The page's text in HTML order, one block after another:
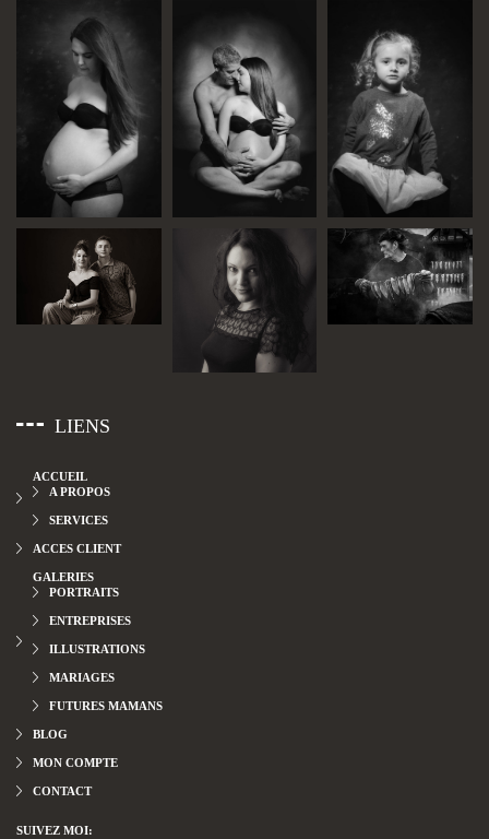
LIENS
ACCUEIL
A PROPOS
SERVICES
ACCES CLIENT
GALERIES
PORTRAITS
ENTREPRISES
ILLUSTRATIONS
MARIAGES
FUTURES MAMANS
BLOG
MON COMPTE
CONTACT
SUIVEZ MOI: